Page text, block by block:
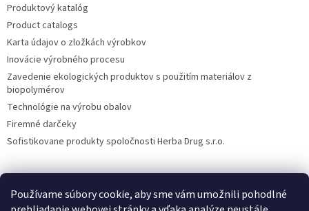
Používame súbory cookie, aby sme vám umožnili pohodlné
Produktový katalóg
Product catalogs
Karta údajov o zložkách výrobkov
Inovácie výrobného procesu
Zavedenie ekologických produktov s použitím materiálov z
biopolymérov
Technológie na výrobu obalov
Firemné darčeky
Sofistikovane produkty spoločnosti Herba Drug s.r.o.
DiXi Carpathia Herbarium Nubian